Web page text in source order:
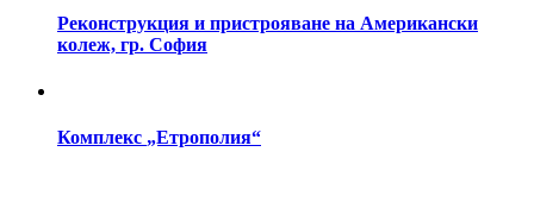
Реконструкция и пристрояване на Американски
колеж, гр. София
Комплекс „Етрополия“